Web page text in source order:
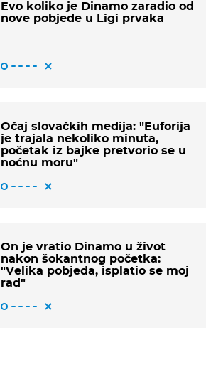
Evo koliko je Dinamo zaradio od
nove pobjede u Ligi prvaka
Očaj slovačkih medija: "Euforija
je trajala nekoliko minuta,
početak iz bajke pretvorio se u
noćnu moru"
On je vratio Dinamo u život
nakon šokantnog početka:
"Velika pobjeda, isplatio se moj
rad"